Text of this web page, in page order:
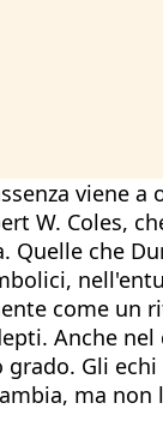
viene
W. Coles,
che
come un
Anche
Gli
ma